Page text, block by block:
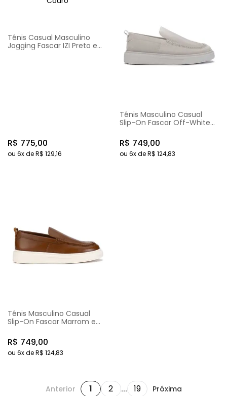
Tênis Casual Masculino
Jogging Fascar IZI Preto em
R$ 775,00
ou 6x deR$ 129,16
Tênis Masculino Casual
Slip-On Fascar Off-White
R$ 749,00
ou 6x deR$ 124,83
Tênis Masculino Casual
Slip-On Fascar Marrom em
R$ 749,00
ou 6x deR$ 124,83
Anterior 1 2 ... 19 Próxima